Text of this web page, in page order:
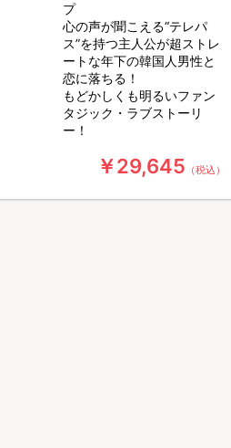
プ
心の声が聞こえる“テレパ
ス”を持つ主人公が超ストレ
ートな年下の韓国人男性と
恋に落ちる！
もどかしくも明るいファン
タジック・ラブストーリ
ー！
￥29,645 （税込）